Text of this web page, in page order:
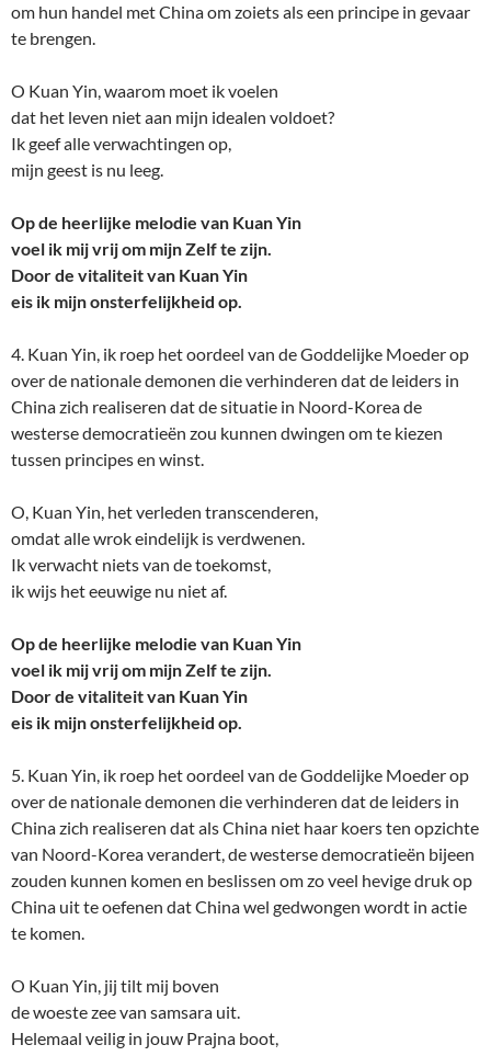
om hun handel met China om zoiets als een principe in gevaar
te brengen.
O Kuan Yin, waarom moet ik voelen
dat het leven niet aan mijn idealen voldoet?
Ik geef alle verwachtingen op,
mijn geest is nu leeg.
Op de heerlijke melodie van Kuan Yin
voel ik mij vrij om mijn Zelf te zijn.
Door de vitaliteit van Kuan Yin
eis ik mijn onsterfelijkheid op.
4. Kuan Yin, ik roep het oordeel van de Goddelijke Moeder op
over de nationale demonen die verhinderen dat de leiders in
China zich realiseren dat de situatie in Noord-Korea de
westerse democratieën zou kunnen dwingen om te kiezen
tussen principes en winst.
O, Kuan Yin, het verleden transcenderen,
omdat alle wrok eindelijk is verdwenen.
Ik verwacht niets van de toekomst,
ik wijs het eeuwige nu niet af.
Op de heerlijke melodie van Kuan Yin
voel ik mij vrij om mijn Zelf te zijn.
Door de vitaliteit van Kuan Yin
eis ik mijn onsterfelijkheid op.
5. Kuan Yin, ik roep het oordeel van de Goddelijke Moeder op
over de nationale demonen die verhinderen dat de leiders in
China zich realiseren dat als China niet haar koers ten opzichte
van Noord-Korea verandert, de westerse democratieën bijeen
zouden kunnen komen en beslissen om zo veel hevige druk op
China uit te oefenen dat China wel gedwongen wordt in actie
te komen.
O Kuan Yin, jij tilt mij boven
de woeste zee van samsara uit.
Helemaal veilig in jouw Prajna boot,